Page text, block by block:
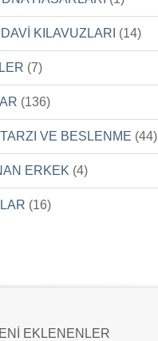
KILAVUZLARI (14)
(7)
(136)
VE BESLENME (44)
ERKEK (4)
(16)
EKLENENLER